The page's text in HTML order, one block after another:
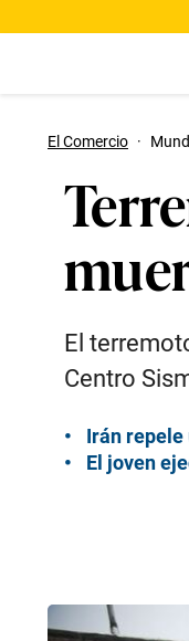
El Comercio ·
El
Centro
Irán
El joven